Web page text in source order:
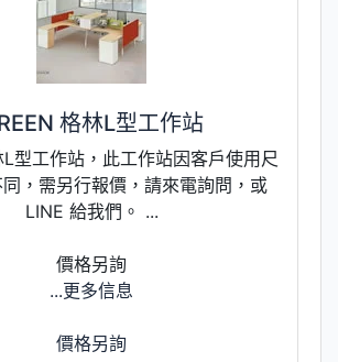
格林L型工作站
L型工作站，此工作站因客戶使用尺
，需另行報價，請來電詢問，或
LINE 給我們。 ...
價格另詢
...更多信息
價格另詢